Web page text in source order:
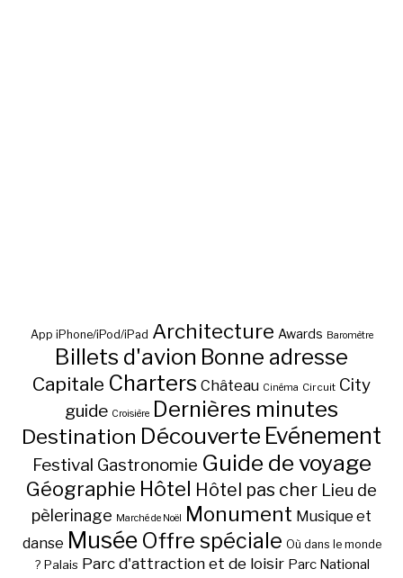
App iPhone/iPod/iPad Architecture Awards Baromètre
Billets d'avion Bonne adresse
Capitale Charters Château Cinéma Circuit City
guide Croisière Dernières minutes
Destination Découverte Evénement
Festival Gastronomie Guide de voyage
Géographie Hôtel Hôtel pas cher Lieu de
pèlerinage Marché de Noël Monument Musique et
danse Musée Offre spéciale Où dans le monde
? Palais Parc d'attraction et de loisir Parc National